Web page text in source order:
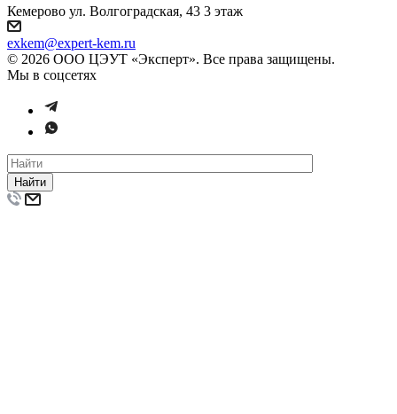
Кемерово ул. Волгоградская, 43 3 этаж
exkem@expert-kem.ru
© 2026 ООО ЦЭУТ «Эксперт». Все права защищены.
Мы в соцсетях
Найти